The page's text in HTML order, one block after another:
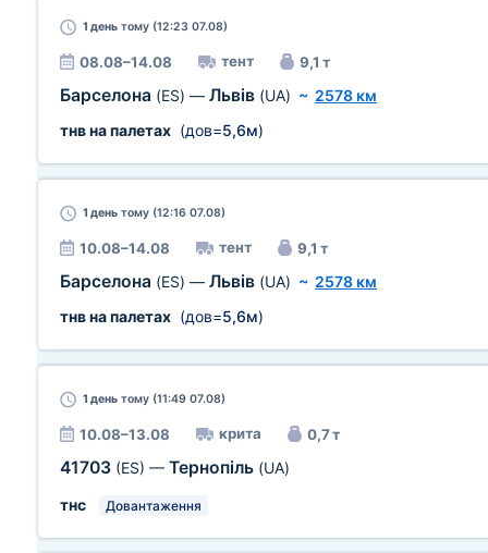
1 день тому (12:23 07.08)
08.08–14.08 тент 9,1 т
Барселона (ES) — Львів (UA) ~ 2578 км
тнв на палетах (дов=5,6м)
1 день тому (12:16 07.08)
10.08–14.08 тент 9,1 т
Барселона (ES) — Львів (UA) ~ 2578 км
тнв на палетах (дов=5,6м)
1 день тому (11:49 07.08)
10.08–13.08 крита 0,7 т
41703 (ES) — Тернопіль (UA)
тнс
Довантаження